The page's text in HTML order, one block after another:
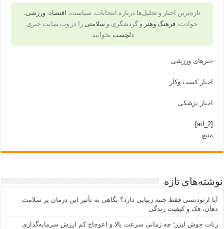
تازه‌ترین اخبار و تحلیل‌ها درباره انتخابات، سیاست، اقتصاد، ورزشی،
حوادث، فرهنگ وهنر و گردشگری و سلامتی را در وب سایت خبری
دلچسب بخوانید.
خبرهای ورزشی
اخبار کسب وکار
اخبار پزشکی
[ad_2]
منبع
نوشته‌های تازه
آیا ارتودنسی فقط جنبه زیبایی دارد؟ نگاهی به تأثیر این درمان بر سلامت
دهان، فک و کیفیت زندگی
ربات جوش لیزر؛ چه زمانی سرعت بالا و اعوجاج کم ارزش سرمایه‌گذاری